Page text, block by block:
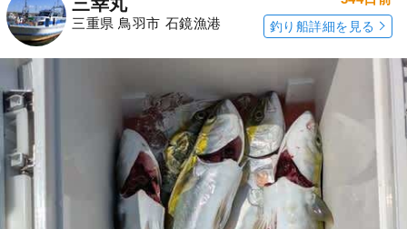
三重県 鳥羽市 石鏡漁港 釣り船詳細を見る